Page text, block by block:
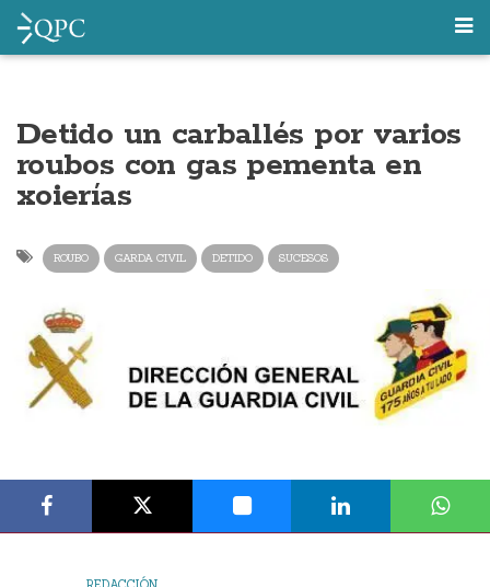
Detido un carballés por varios
roubos con gas pementa en
xoierías
ROUBO GARDA CIVIL DETIDO SUCESOS